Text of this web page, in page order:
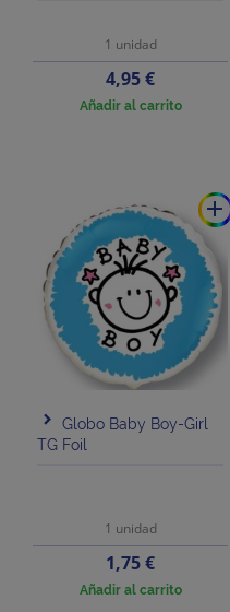
1 unidad
Precio
4,95 €
Añadir al carrito
add
Globo Baby Boy-Girl
TG Foil
1 unidad
Precio
1,75 €
Añadir al carrito